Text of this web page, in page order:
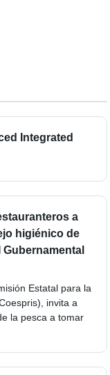
Integrated
a
higiénico de
Estatal para la
invita a
la pesca a tomar